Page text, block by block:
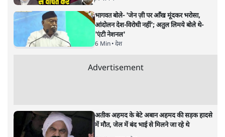
नतीजों पर परदे डालता घोषणा प्रधान
बजट!